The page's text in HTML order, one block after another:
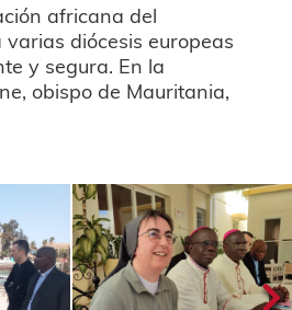
africana del
diócesis europeas
y segura. En la
obispo de Mauritania,